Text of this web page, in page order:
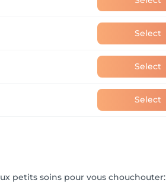
Select
Select
Select
petits soins pour vous chouchouter: